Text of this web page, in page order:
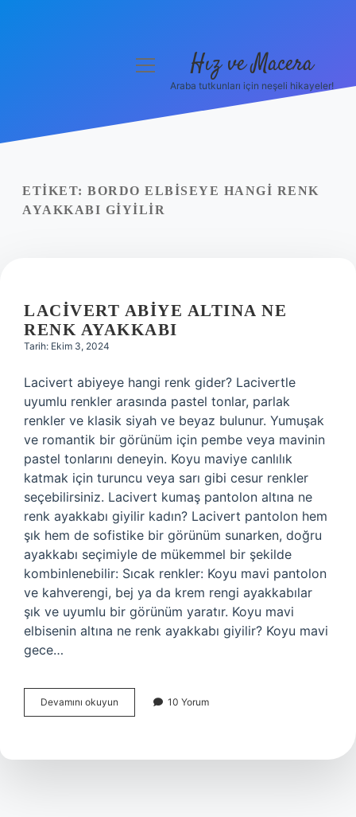
Yasal Uyarı
menüyü
Hız ve Macera
Araba tutkunları için neşeli hikayeler!
ETIKET: BORDO ELBISEYE HANGI RENK
AYAKKABI GIYILIR
LACIVERT ABIYE ALTINA NE
RENK AYAKKABI
Tarih: Ekim 3, 2024
Lacivert abiyeye hangi renk gider? Lacivertle
uyumlu renkler arasında pastel tonlar, parlak
renkler ve klasik siyah ve beyaz bulunur. Yumuşak
ve romantik bir görünüm için pembe veya mavinin
pastel tonlarını deneyin. Koyu maviye canlılık
katmak için turuncu veya sarı gibi cesur renkler
seçebilirsiniz. Lacivert kumaş pantolon altına ne
renk ayakkabı giyilir kadın? Lacivert pantolon hem
şık hem de sofistike bir görünüm sunarken, doğru
ayakkabı seçimiyle de mükemmel bir şekilde
kombinlenebilir: Sıcak renkler: Koyu mavi pantolon
ve kahverengi, bej ya da krem ​​rengi ayakkabılar
şık ve uyumlu bir görünüm yaratır. Koyu mavi
elbisenin altına ne renk ayakkabı giyilir? Koyu mavi
gece…
Devamını okuyun Lacivert
Abiye
Renk
10 Yorum